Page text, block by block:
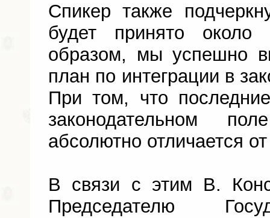
Спикер также
будет принято около
образом, мы успешно
план по интеграции в
При том, что
законодательном
абсолютно отличается
В связи с этим В.
Председателю